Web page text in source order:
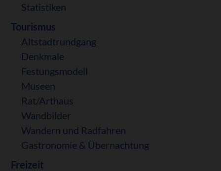
Statistiken
Tourismus
Altstadtrundgang
Denkmale
Festungsmodell
Museen
Rat/Arthaus
Wandbilder
Wandern und Radfahren
Gastronomie & Übernachtung
Freizeit